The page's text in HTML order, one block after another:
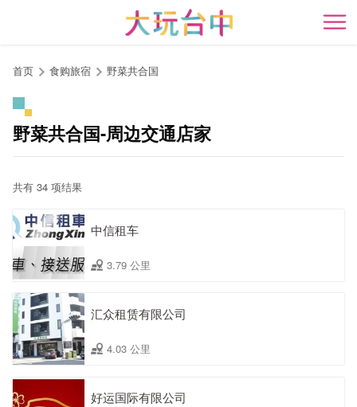
开
首页 食购旅宿 野菜共合国
野菜共合国-周边交通店家
共有 34 项结果
中信租车
3.79 公里
汇众租赁有限公司
4.03 公里
好运国际有限公司